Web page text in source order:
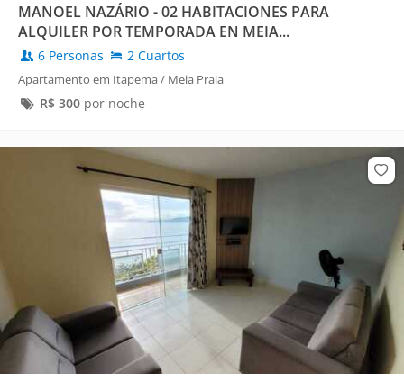
MANOEL NAZÁRIO - 02 HABITACIONES PARA
ALQUILER POR TEMPORADA EN MEIA...
6 Personas 2 Cuartos
Apartamento em Itapema / Meia Praia
R$ 300por noche